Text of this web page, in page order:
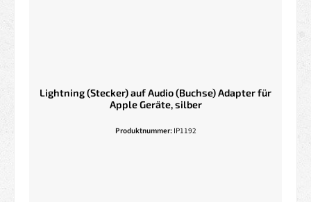
Lightning (Stecker) auf Audio (Buchse) Adapter für
Apple Geräte, silber
Produktnummer: IP1192